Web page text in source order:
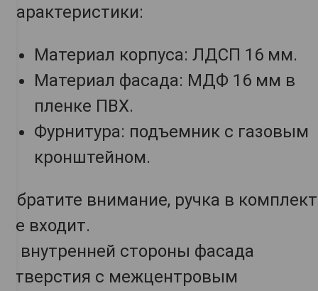
Характеристики:
Материал корпуса: ЛДСП 16 мм.
Материал фасада: МДФ 16 мм в
пленке ПВХ.
Фурнитура: подъемник с газовым
кронштейном.
Обратите внимание, ручка в комплект
не входит.
С внутренней стороны фасада
отверстия с межцентровым